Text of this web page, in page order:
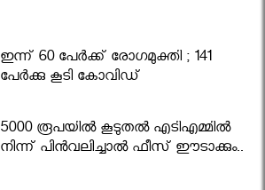
ഇന്ന് 60 പേർക്ക് രോഗമുക്തി ; 141
പേര്‍ക്കു കൂടി കോവിഡ്
5000 രൂപയിൽ കൂടുതൽ എടിഎമ്മിൽ
നിന്ന് പിൻവലിച്ചാൽ ഫീസ് ഈടാക്കും..